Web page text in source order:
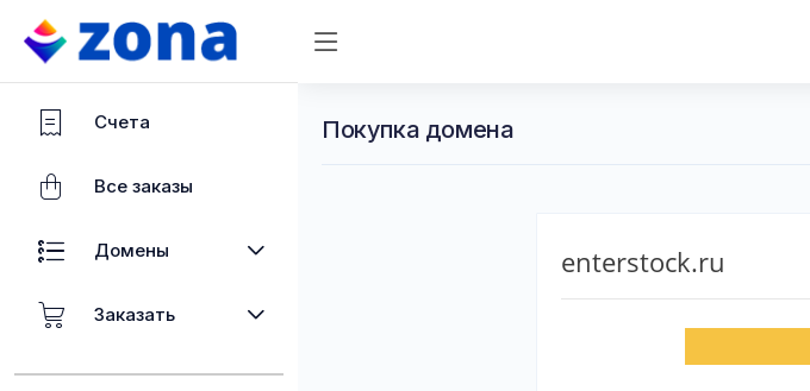
Счета
Все заказы
Домены
Заказать
Покупка домена
enterstock.ru